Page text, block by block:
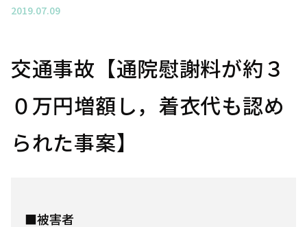
2019.07.09
交通事故【通院慰謝料が約３
０万円増額し，着衣代も認め
られた事案】
■被害者